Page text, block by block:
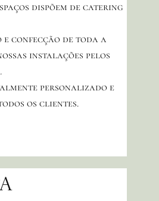
dispõem de catering
e confecção de toda a
instalações pelos
personalizado e
os clientes.